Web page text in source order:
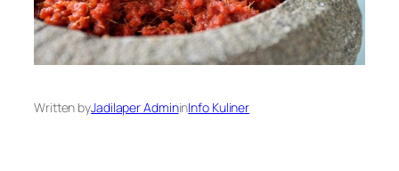
Written byJadilaper AdmininInfo Kuliner